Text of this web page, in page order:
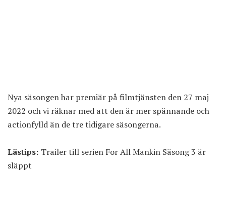
Nya säsongen har premiär på filmtjänsten den 27 maj
2022 och vi räknar med att den är mer spännande och
actionfylld än de tre tidigare säsongerna.
Lästips: Trailer till serien For All Mankin Säsong 3 är
släppt